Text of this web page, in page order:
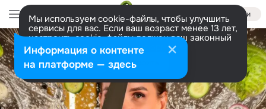
Войти
Мы используем cookie-файлы, чтобы улучшить
сервисы для вас. Если ваш возраст менее 13 лет,
настроить cookie-файлы должен ваш законный
представитель. Больше информации
Разрешить все Настроить
Информация о контенте
на платформе — здесь